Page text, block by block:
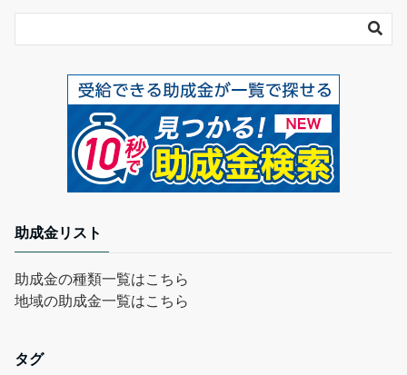
助成金リスト
助成金の種類一覧はこちら
地域の助成金一覧はこちら
タグ